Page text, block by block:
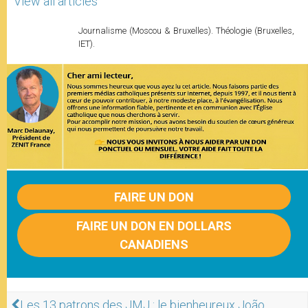
Journalisme (Moscou & Bruxelles). Théologie (Bruxelles,
IET).
FAIRE UN DON
FAIRE UN DON EN DOLLARS
CANADIENS
Les 13 patrons des JMJ : le bienheureux João